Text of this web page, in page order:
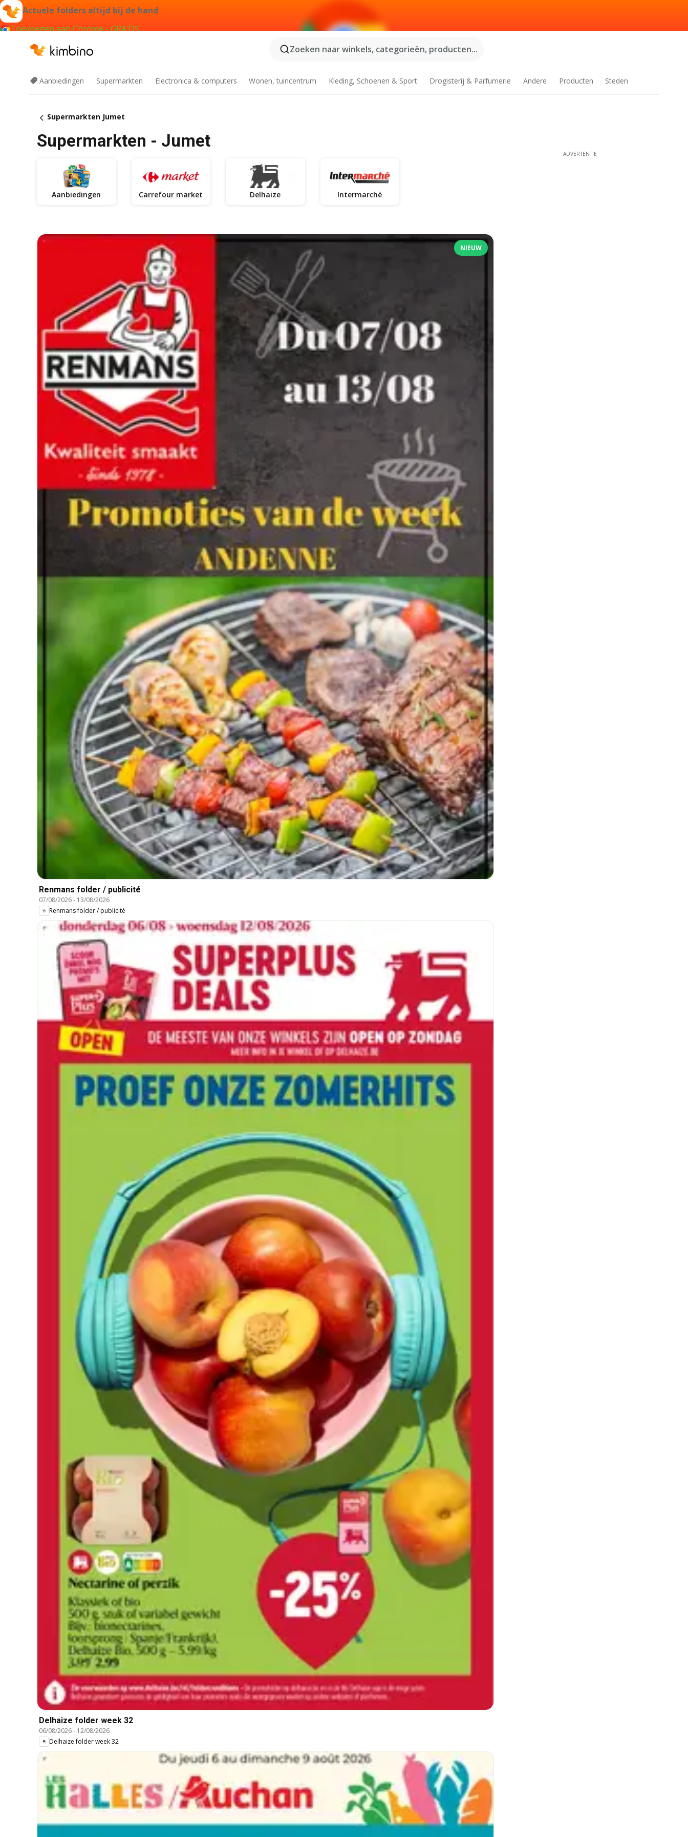
Actuele folders altijd bij de hand
Toevoegen aan Chrome - GRATIS
Zoeken naar winkels, categorieën, producten...
Aanbiedingen Supermarkten Electronica & computers Wonen, tuincentrum Kleding, Schoenen & Sport Drogisterij & Parfumerie Andere Producten Steden
Supermarkten Jumet
Supermarkten - Jumet
Aanbiedingen Carrefour market Delhaize Intermarché
NIEUW
Renmans folder / publicité
07/08/2026- 13/08/2026
Renmans folder / publicité
Delhaize folder week 32
06/08/2026- 12/08/2026
Delhaize folder week 32
ADVERTENTIE